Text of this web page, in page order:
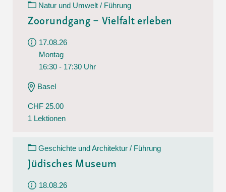
Natur und Umwelt / Führung
Zoorundgang – Vielfalt erleben
17.08.26
Montag
16:30 - 17:30 Uhr
Basel
CHF 25.00
1 Lektionen
Geschichte und Architektur / Führung
Jüdisches Museum
18.08.26